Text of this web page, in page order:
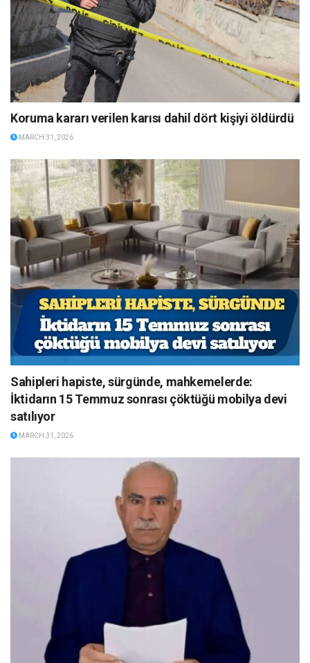
Koruma kararı verilen karısı dahil dört kişiyi öldürdü
MARCH 31, 2026
Sahipleri hapiste, sürgünde, mahkemelerde:
İktidarın 15 Temmuz sonrası çöktüğü mobilya devi
satılıyor
MARCH 31, 2026